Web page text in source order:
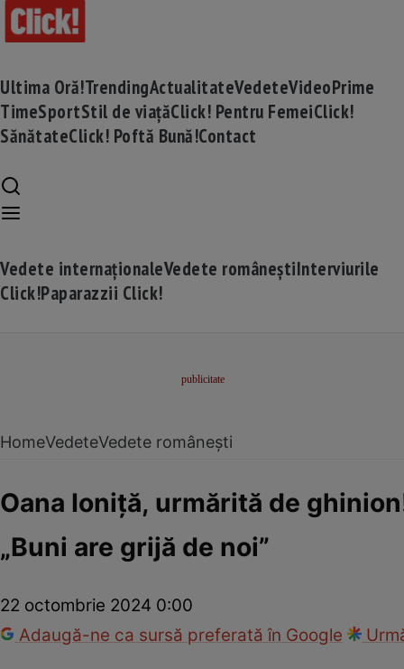
Ultima Oră!TrendingActualitateVedeteVideoPrime
TimeSportStil de viațăClick! Pentru FemeiClick!
SănătateClick! Poftă Bună!Contact
Vedete internaționaleVedete româneștiInterviurile
Click!Paparazzii Click!
HomeVedeteVedete românești
Oana Ioniță, urmărită de
„Buni are grijă de noi”
22 octombrie 2024 0:00
Adaugă-ne ca sursă preferată în Google